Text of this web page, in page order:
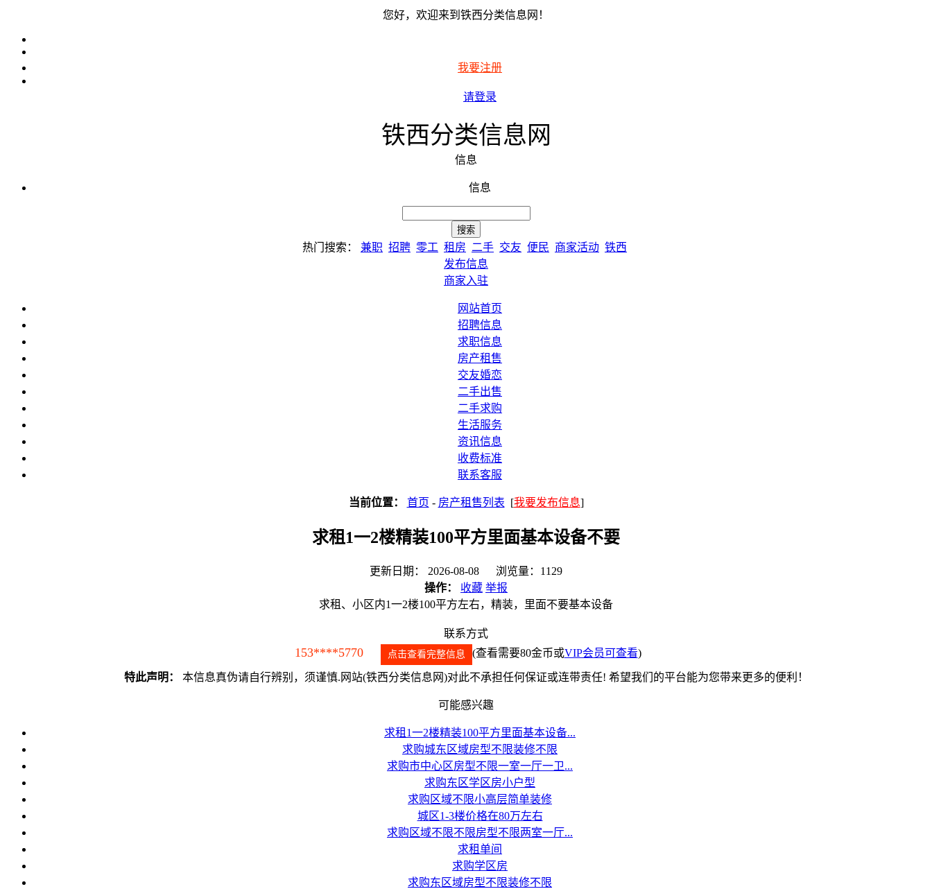
您好，欢迎来到铁西分类信息网！
我要注册
请登录
铁西分类信息网
信息
信息
热门搜索： 兼职 招聘 零工 租房 二手 交友 便民 商家活动 铁西
发布信息
商家入驻
网站首页
招聘信息
求职信息
房产租售
交友婚恋
二手出售
二手求购
生活服务
资讯信息
收费标准
联系客服
当前位置： 首页 - 房产租售列表 [我要发布信息]
求租1一2楼精装100平方里面基本设备不要
更新日期： 2026-08-08 浏览量：1129
操作：
收藏 举报
求租、小区内1一2楼100平方左右，精装，里面不要基本设备
联系方式
153****5770 点击查看完整信息 (查看需要80金币或VIP会员可查看)
特此声明： 本信息真伪请自行辨别，须谨慎.网站(铁西分类信息网)对此不承担任何保证或连带责任! 希望我们的平台能为您带来更多的便利！
可能感兴趣
求租1一2楼精装100平方里面基本设备...
求购城东区域房型不限装修不限
求购市中心区房型不限一室一厅一卫...
求购东区学区房小户型
求购区域不限小高层简单装修
城区1-3楼价格在80万左右
求购区域不限不限房型不限两室一厅...
求租单间
求购学区房
求购东区域房型不限装修不限